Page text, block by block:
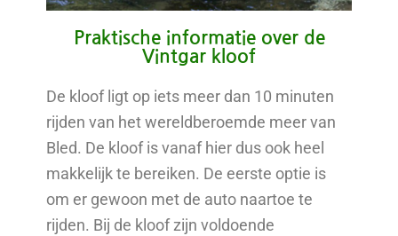
Praktische informatie over de
Vintgar kloof
De kloof ligt op iets meer dan 10 minuten
rijden van het wereldberoemde meer van
Bled. De kloof is vanaf hier dus ook heel
makkelijk te bereiken. De eerste optie is
om er gewoon met de auto naartoe te
rijden. Bij de kloof zijn voldoende